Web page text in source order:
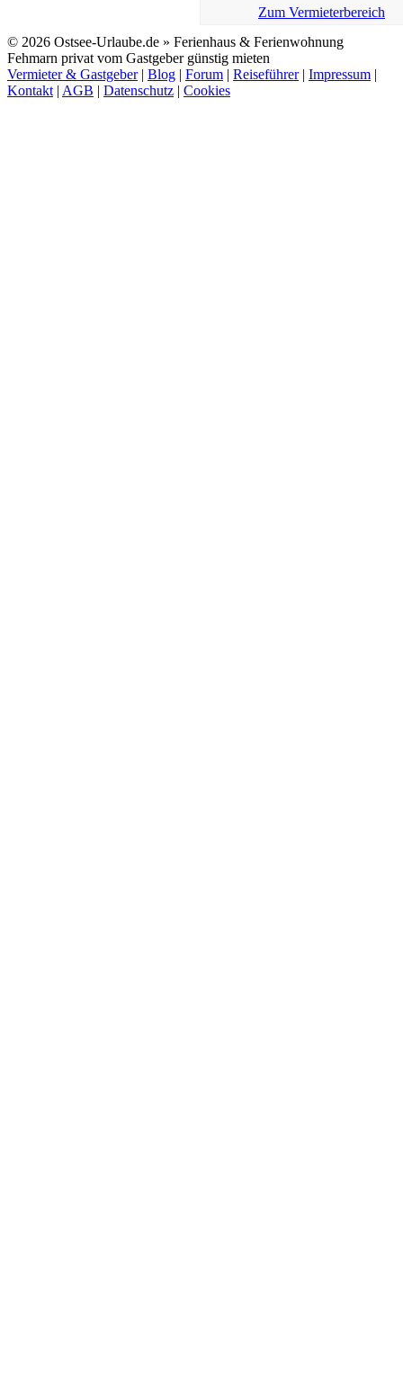
Zum Vermieterbereich
© 2026 Ostsee-Urlaube.de » Ferienhaus & Ferienwohnung
Fehmarn privat vom Gastgeber günstig mieten
Vermieter & Gastgeber| Blog | Forum | Reiseführer| Impressum |
Kontakt | AGB | Datenschutz | Cookies